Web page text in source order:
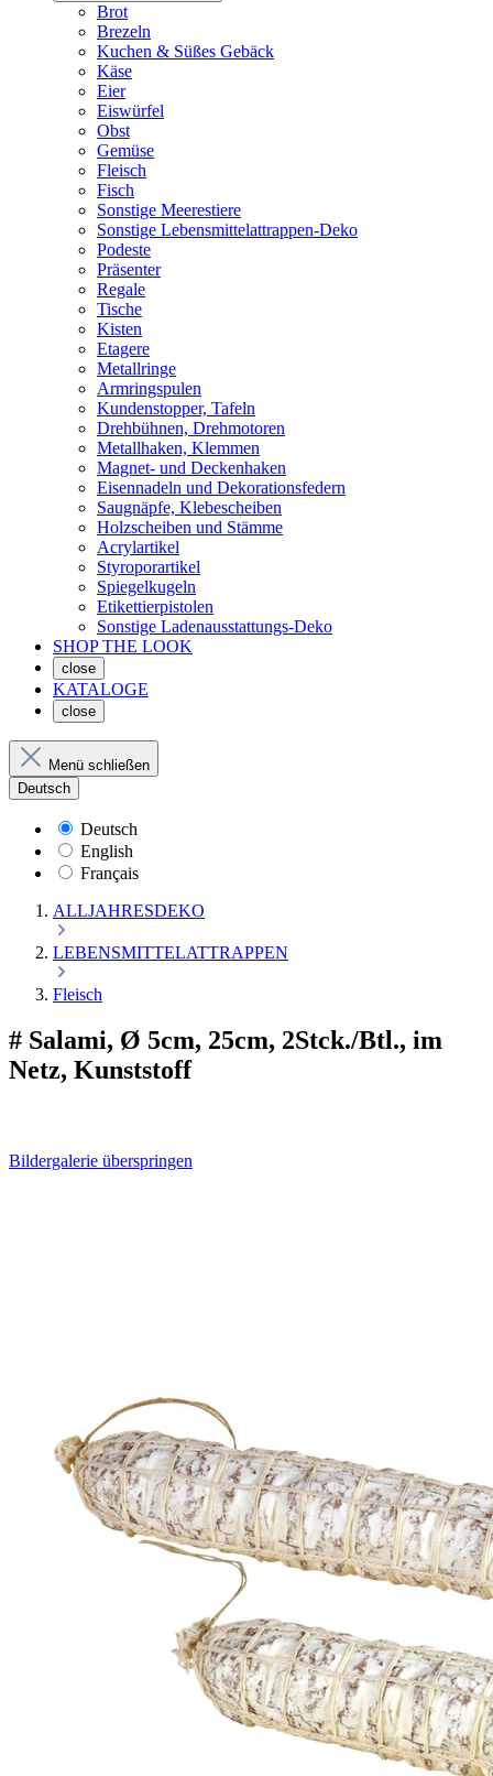
Brot
Brezeln
Kuchen & Süßes Gebäck
Käse
Eier
Eiswürfel
Obst
Gemüse
Fleisch
Fisch
Sonstige Meerestiere
Sonstige Lebensmittelattrappen-Deko
Podeste
Präsenter
Regale
Tische
Kisten
Etagere
Metallringe
Armringspulen
Kundenstopper, Tafeln
Drehbühnen, Drehmotoren
Metallhaken, Klemmen
Magnet- und Deckenhaken
Eisennadeln und Dekorationsfedern
Saugnäpfe, Klebescheiben
Holzscheiben und Stämme
Acrylartikel
Styroporartikel
Spiegelkugeln
Etikettierpistolen
Sonstige Ladenausstattungs-Deko
SHOP THE LOOK
close
KATALOGE
close
Menü schließen
Deutsch
Deutsch
English
Français
ALLJAHRESDEKO
LEBENSMITTELATTRAPPEN
Fleisch
# Salami, Ø 5cm, 25cm, 2Stck./Btl., im
Netz, Kunststoff
Bildergalerie überspringen